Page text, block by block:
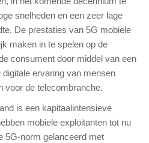
snelheden en een zeer lage
De prestaties van 5G mobiele
maken in te spelen op de
consument door middel van een
ervaring van mensen
voor de telecombranche.
is een kapitaalintensieve
mobiele exploitanten tot nu
5G-norm gelanceerd met